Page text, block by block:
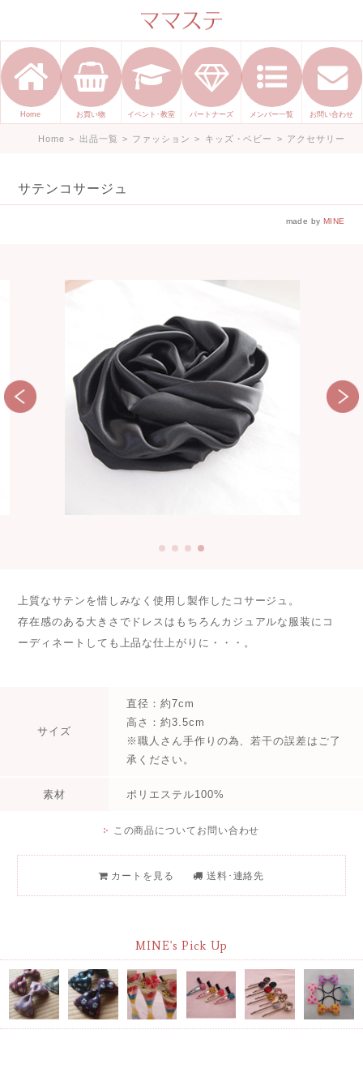
ママのかくれた才能発信します。
手づくり表現ステージ ママステ ハ
ンドメイド（手づくり）やスキル・
センスで表現したいママが集まって
ます。
Home お買い物 イベント･教室 パートナーズ メンバー一覧 お問い合わせ
Home > 出品一覧 > ファッション > キッズ・ベビー > アクセサリー
サテンコサージュ
made by MINE
上質なサテンを惜しみなく使用し製作したコサージュ。
存在感のある大きさでドレスはもちろんカジュアルな服装にコ
ーディネートしても上品な仕上がりに・・・。
サイズ
直径：約7cm
高さ：約3.5cm
※職人さん手作りの為、若干の誤差はご了
承ください。
素材 ポリエステル100%
この商品についてお問い合わせ
カートを見る 送料･連絡先
MINE's Pick Up